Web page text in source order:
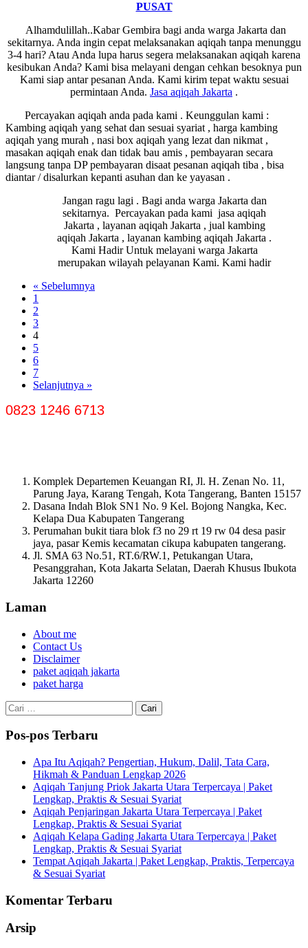
PUSAT
Alhamdulillah..Kabar Gembira bagi anda warga Jakarta dan
sekitarnya. Anda ingin cepat melaksanakan aqiqah tanpa menunggu
3-4 hari? Atau Anda lupa harus segera melaksanakan aqiqah karena
kesibukan Anda? Kami bisa melayani dengan cehkan besoknya pun
Kami siap antar pesanan Anda. Kami kirim tepat waktu sesuai
permintaan Anda. Jasa aqiqah Jakarta .
Percayakan aqiqah anda pada kami . Keunggulan kami :
Kambing aqiqah yang sehat dan sesuai syariat , harga kambing
aqiqah yang murah , nasi box aqiqah yang lezat dan nikmat ,
masakan aqiqah enak dan tidak bau amis , pembayaran secara
langsung tanpa DP pembayaran disaat pesanan aqiqah tiba , bisa
diantar / disalurkan kepanti asuhan dan ke yayasan .
Jangan ragu lagi . Bagi anda warga Jakarta dan
sekitarnya. Percayakan pada kami jasa aqiqah
Jakarta , layanan aqiqah Jakarta , jual kambing
aqiqah Jakarta , layanan kambing aqiqah Jakarta .
Kami Hadir Untuk melayani warga Jakarta
merupakan wilayah pelayanan Kami. Kami hadir
« Sebelumnya
1
2
3
4
5
6
7
Selanjutnya »
0823 1246 6713
Komplek Departemen Keuangan RI, Jl. H. Zenan No. 11,
Parung Jaya, Karang Tengah, Kota Tangerang, Banten 15157
Dasana Indah Blok SN1 No. 9 Kel. Bojong Nangka, Kec.
Kelapa Dua Kabupaten Tangerang
Perumahan bukit tiara blok f3 no 29 rt 19 rw 04 desa pasir
jaya, pasar Kemis kecamatan cikupa kabupaten tangerang.
Jl. SMA 63 No.51, RT.6/RW.1, Petukangan Utara,
Pesanggrahan, Kota Jakarta Selatan, Daerah Khusus Ibukota
Jakarta 12260
Laman
About me
Contact Us
Disclaimer
paket aqiqah jakarta
paket harga
Cari
untuk:
Pos-pos Terbaru
Apa Itu Aqiqah? Pengertian, Hukum, Dalil, Tata Cara,
Hikmah & Panduan Lengkap 2026
Aqiqah Tanjung Priok Jakarta Utara Terpercaya | Paket
Lengkap, Praktis & Sesuai Syariat
Aqiqah Penjaringan Jakarta Utara Terpercaya | Paket
Lengkap, Praktis & Sesuai Syariat
Aqiqah Kelapa Gading Jakarta Utara Terpercaya | Paket
Lengkap, Praktis & Sesuai Syariat
Tempat Aqiqah Jakarta | Paket Lengkap, Praktis, Terpercaya
& Sesuai Syariat
Komentar Terbaru
Arsip